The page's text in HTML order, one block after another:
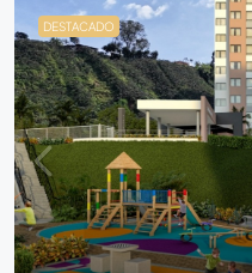
DESTACADO